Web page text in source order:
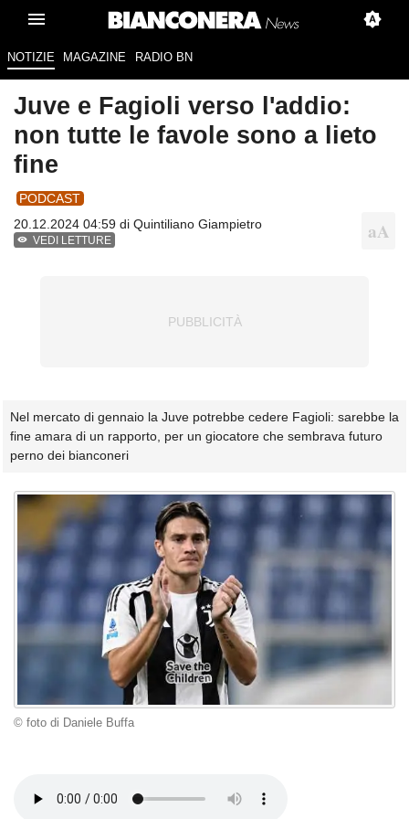
NOTIZIE MAGAZINE RADIO BN
Juve e Fagioli verso l'addio:
non tutte le favole sono a lieto
fine
PODCAST
20.12.2024 04:59 di Quintiliano Giampietro
VEDI LETTURE
Nel mercato di gennaio la Juve potrebbe cedere Fagioli: sarebbe la
fine amara di un rapporto, per un giocatore che sembrava futuro
perno dei bianconeri
© foto di Daniele Buffa